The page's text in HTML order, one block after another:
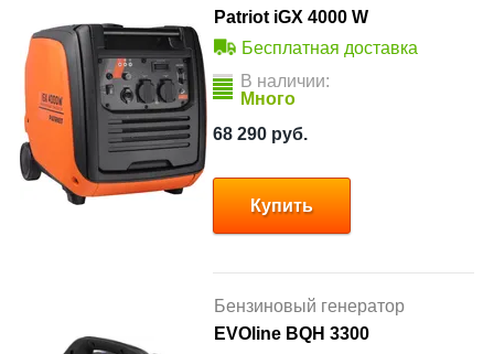
Patriot iGX 4000 W
Бесплатная доставка
В наличии:
Много
68 290 руб.
Купить
Бензиновый генератор
EVOline BQH 3300